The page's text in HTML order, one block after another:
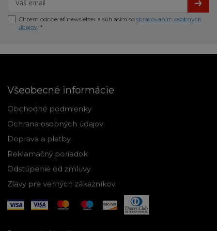
Chcem odoberať newsletter a súhlasím so spracovaním osobných
údajov. *
Všeobecné informácie
Obchodné podmienky
Ochrana osobných údajov
Doprava a platby
Reklamačný poriadok
Odstúpenie od zmluvy
Zľavy pre verných zákazníkov